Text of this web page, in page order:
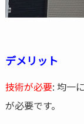
デメリット
技術が必要: 均一
が必要です。